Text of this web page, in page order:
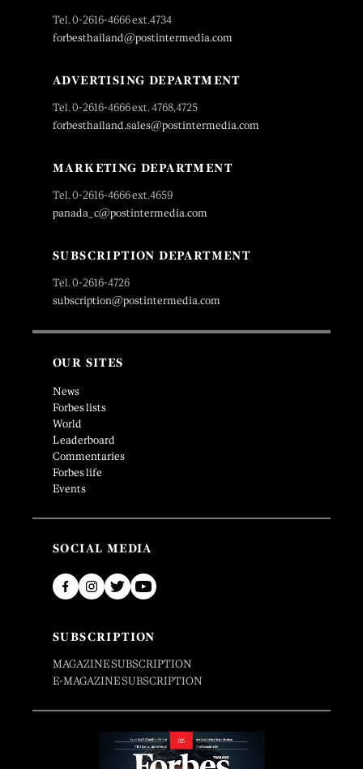
Tel. 0-2616-4666 ext.4734
forbesthailand@postintermedia.com
ADVERTISING DEPARTMENT
Tel. 0-2616-4666 ext. 4768,4725
forbesthailand.sales@postintermedia.com
MARKETING DEPARTMENT
Tel. 0-2616-4666 ext.4659
panada_c@postintermedia.com
SUBSCRIPTION DEPARTMENT
Tel. 0-2616-4726
subscription@postintermedia.com
OUR SITES
News
Forbes lists
World
Leaderboard
Commentaries
Forbes life
Events
SOCIAL MEDIA
SUBSCRIPTION
MAGAZINE SUBSCRIPTION
E-MAGAZINE SUBSCRIPTION